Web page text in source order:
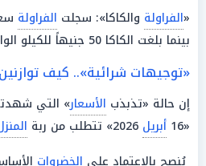
«الفراولة والكاكا»: سجلت الفراولة
بينما بلغت الكاكا 50 جنيهاً للكيلو الواحد.
«توجيهات شرائية».. كيف توازنين
إن حالة «تذبذب الأسعار» التي
«16
أبريل